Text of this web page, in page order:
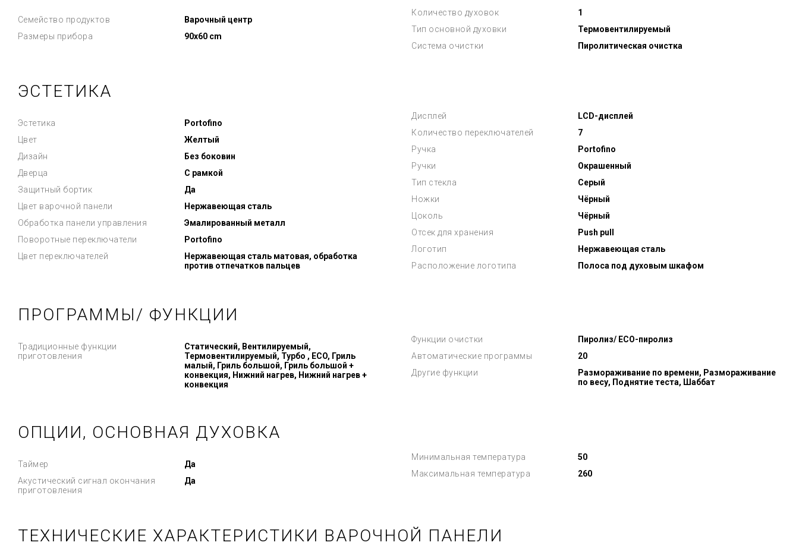
Семейство продуктов
Варочный центр
Размеры прибора
90x60 cm
Количество духовок
1
Тип основной духовки
Термовентилируемый
Система очистки
Пиролитическая очистка
ЭСТЕТИКА
Эстетика
Portofino
Цвет
Желтый
Дизайн
Без боковин
Дверца
С рамкой
Защитный бортик
Да
Цвет варочной панели
Нержавеющая сталь
Обработка панели управления
Эмалированный металл
Поворотные переключатели
Portofino
Цвет переключателей
Нержавеющая сталь матовая, обработка
против отпечатков пальцев
Дисплей
LCD-дисплей
Количество переключателей
7
Ручка
Portofino
Ручки
Окрашенный
Тип стекла
Серый
Ножки
Чёрный
Цоколь
Чёрный
Отсек для хранения
Push pull
Логотип
Нержавеющая сталь
Расположение логотипа
Полоса под духовым шкафом
ПРОГРАММЫ/ ФУНКЦИИ
Традиционные функции
приготовления
Статический, Вентилируемый,
Термовентилируемый, Турбо , ECO, Гриль
малый, Гриль большой, Гриль большой +
конвекция, Нижний нагрев, Нижний нагрев +
конвекция
Функции очистки
Пиролиз/ ECO-пиролиз
Автоматические программы
20
Другие функции
Размораживание по времени, Размораживание
по весу, Поднятие теста, Шаббат
ОПЦИИ, ОСНОВНАЯ ДУХОВКА
Таймер
Да
Акустический сигнал окончания
приготовления
Да
Минимальная температура
50
Максимальная температура
260
ТЕХНИЧЕСКИЕ ХАРАКТЕРИСТИКИ ВАРОЧНОЙ ПАНЕЛИ